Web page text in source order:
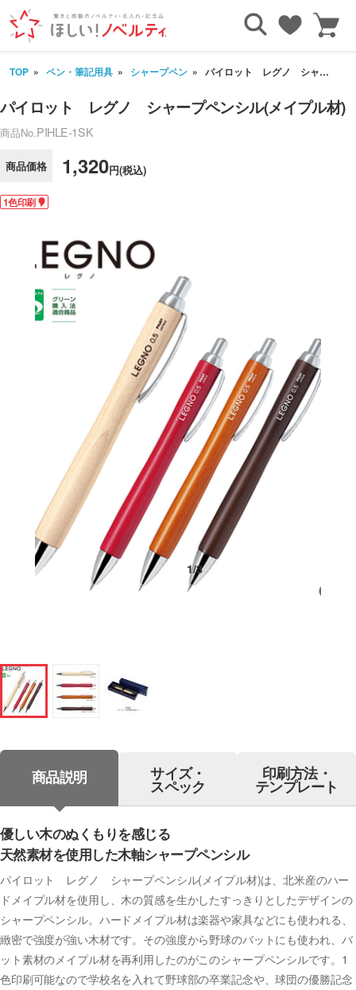
TOP ペン・筆記用具 シャープペン パイロット レグノ シャープペンシル(メイプル材)
パイロット レグノ シャープペンシル(メイプル材)
商品No.PIHLE-1SK
商品価格 1,320円(税込)
1色印刷
1/3
商品説明 サイズ・
スペック
印刷方法・
テンプレート
優しい木のぬくもりを感じる
天然素材を使用した木軸シャープペンシル
パイロット レグノ シャープペンシル(メイプル材)は、北米産のハー
ドメイプル材を使用し、木の質感を生かしたすっきりとしたデザインの
シャープペンシル。ハードメイプル材は楽器や家具などにも使われる、
緻密で強度が強い木材です。その強度から野球のバットにも使われ、バ
ット素材のメイプル材を再利用したのがこのシャープペンシルです。1
色印刷可能なので学校名を入れて野球部の卒業記念や、球団の優勝記念